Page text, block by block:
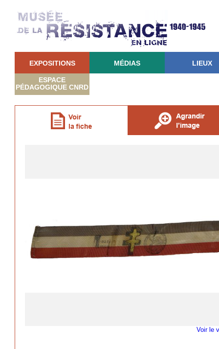
EXPOSITIONS MÉDIAS LIEUX
ESPACE
PÉDAGOGIQUE CNRD
Voir le